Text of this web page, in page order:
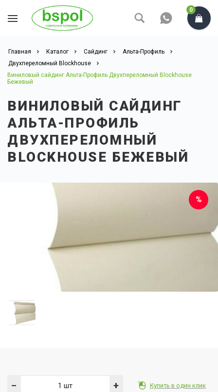
0
Главная Каталог Сайдинг
Альта-Профиль
Двухпереломный Blockhouse
Виниловый сайдинг Альта-Профиль Двухпереломный Blockhouse
Бежевый
ВИНИЛОВЫЙ САЙДИНГ
АЛЬТА-ПРОФИЛЬ
ДВУХПЕРЕЛОМНЫЙ
BLOCKHOUSE БЕЖЕВЫЙ
Купить в один клик
− +